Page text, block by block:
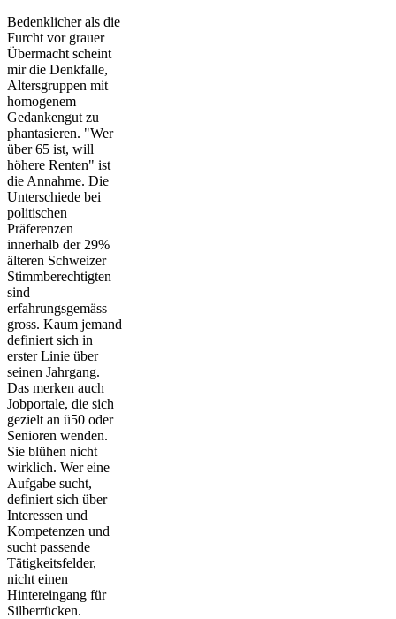
Bedenklicher als die
Furcht vor grauer
Übermacht scheint
mir die Denkfalle,
Altersgruppen mit
homogenem
Gedankengut zu
phantasieren. "Wer
über 65 ist, will
höhere Renten" ist
die Annahme. Die
Unterschiede bei
politischen
Präferenzen
innerhalb der 29%
älteren Schweizer
Stimmberechtigten
sind
erfahrungsgemäss
gross. Kaum jemand
definiert sich in
erster Linie über
seinen Jahrgang.
Das merken auch
Jobportale, die sich
gezielt an ü50 oder
Senioren wenden.
Sie blühen nicht
wirklich. Wer eine
Aufgabe sucht,
definiert sich über
Interessen und
Kompetenzen und
sucht passende
Tätigkeitsfelder,
nicht einen
Hintereingang für
Silberrücken.